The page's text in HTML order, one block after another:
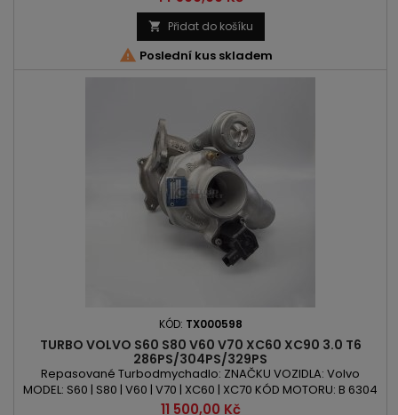
D 4204 T14 OBSAH: 1969ccm 2.0 D3 | 2.0 D4 VÝKON: 150PS/110kW
| 181PS/133kW | 190PS/140kW ROK VÝROBY: 2013 -
 Přidat do košíku
 Poslední kus skladem
KÓD: TX000598
TURBO VOLVO S60 S80 V60 V70 XC60 XC90 3.0 T6
286PS/304PS/329PS
Repasované Turbodmychadlo: ZNAČKU VOZIDLA: Volvo
MODEL: S60 | S80 | V60 | V70 | XC60 | XC70 KÓD MOTORU: B 6304
T2 | B 6304 T3 | B 6304 T4 OBSAH: 2953ccm 3.0 T6 AWD VÝKON:
Cena
11 500,00 Kč